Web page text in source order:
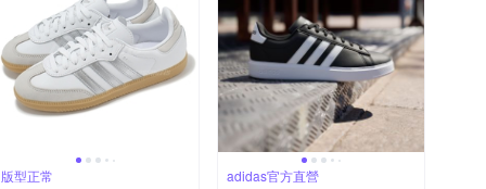
版型正常 adidas官方直營